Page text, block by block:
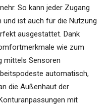
So kann jeder Zugang
ist auch für die Nutzung
ausgestattet. Dank
wie zum
mittels Sensoren
automatisch,
die Außenhaut der
mit